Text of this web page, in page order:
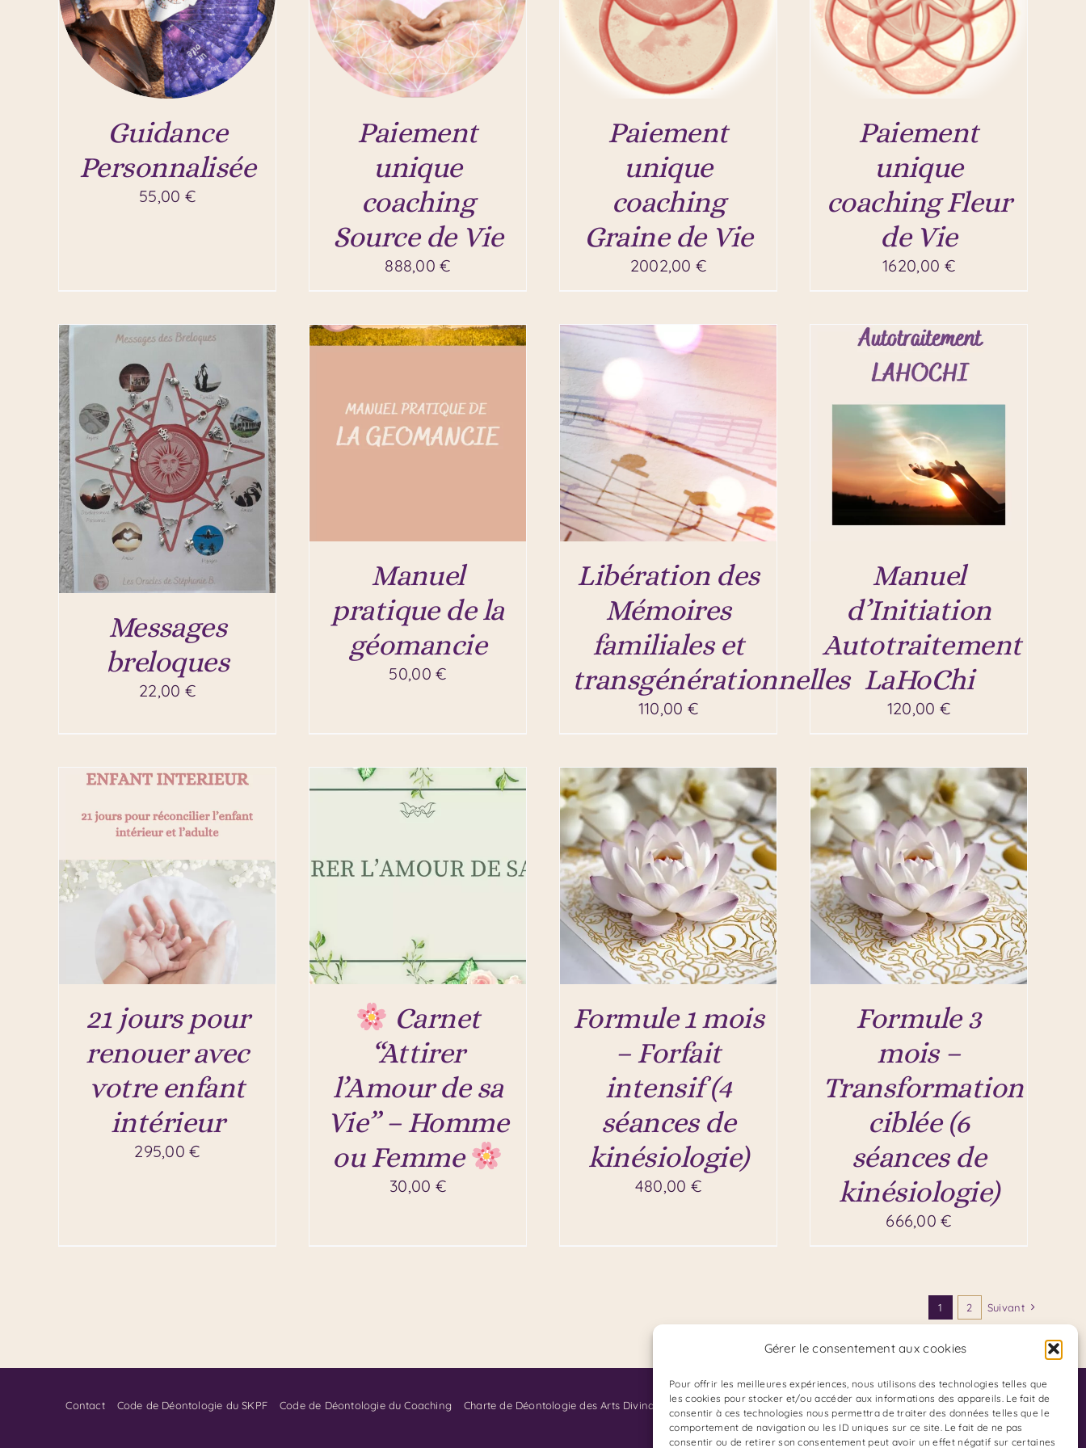
Gérer le consentement aux cookies
Pour offrir les meilleures expériences, nous utilisons des technologies telles que
les cookies pour stocker et/ou accéder aux informations des appareils. Le fait de
consentir à ces technologies nous permettra de traiter des données telles que le
comportement de navigation ou les ID uniques sur ce site. Le fait de ne pas
consentir ou de retirer son consentement peut avoir un effet négatif sur certaines
Guidance
Personnalisée
55,00 €
Paiement
unique
coaching
Source de Vie
888,00€
Paiement
unique
coaching
Graine de Vie
2002,00€
Paiement
unique
coaching Fleur
de Vie
1620,00 €
Messages
breloques
22,00 €
Manuel
pratique de la
géomancie
50,00€
Libération des
Mémoires
familiales et
transgénérationnelles
110,00 €
Manuel
d’Initiation
Autotraitement
LaHoChi
120,00 €
21 jours pour
renouer avec
votre enfant
intérieur
295,00€
Carnet
“Attirer
l’Amour de sa
Vie” – Homme
ou Femme
30,00 €
Formule 1 mois
– Forfait
intensif (4
séances de
kinésiologie)
480,00 €
Formule 3
mois –
Transformation
ciblée (6
séances de
kinésiologie)
666,00€
1 2 Suivant
Contact Code de Déontologie du SKPF Code de Déontologie du Coaching Charte de Déontologie des Arts Divinatoires:
Adresse du Cabinet :
85 Boulevard Charles Arnould
51100 REIMS